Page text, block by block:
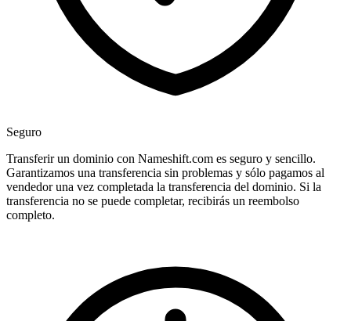
Seguro
Transferir un dominio con Nameshift.com es seguro y sencillo.
Garantizamos una transferencia sin problemas y sólo pagamos al
vendedor una vez completada la transferencia del dominio. Si la
transferencia no se puede completar, recibirás un reembolso
completo.